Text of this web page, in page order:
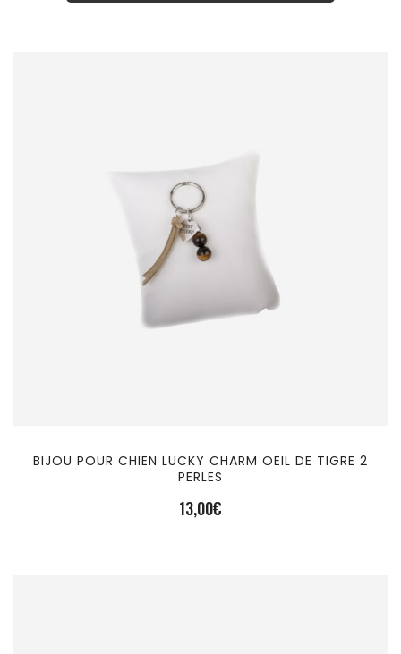
BIJOU POUR CHIEN LUCKY CHARM OEIL DE TIGRE 2
PERLES
13,00€